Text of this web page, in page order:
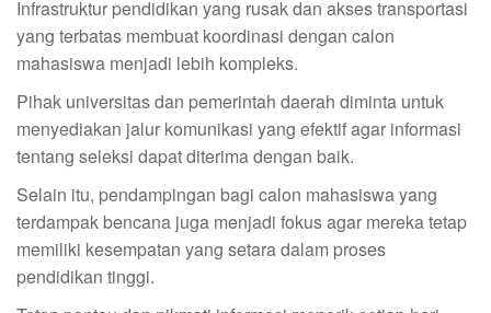
Infrastruktur pendidikan yang rusak dan akses transportasi
yang terbatas membuat koordinasi dengan calon
mahasiswa menjadi lebih kompleks.
Pihak universitas dan pemerintah daerah diminta untuk
menyediakan jalur komunikasi yang efektif agar informasi
tentang seleksi dapat diterima dengan baik.
Selain itu, pendampingan bagi calon mahasiswa yang
terdampak bencana juga menjadi fokus agar mereka tetap
memiliki kesempatan yang setara dalam proses
pendidikan tinggi.